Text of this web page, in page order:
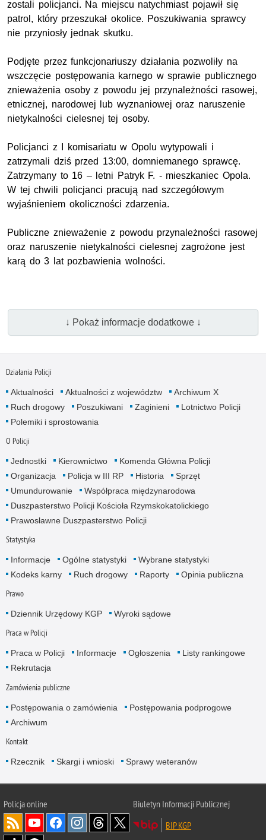
zostali policjanci. Na miejscu natychmiast pojawił się
patrol, który przeszukał okolice. Poszukiwania sprawcy
nie przyniosły jednak skutku.
Podjęte przez funkcjonariuszy działania pozwoliły na
wszczęcie postępowania karnego w sprawie publicznego
znieważenia osoby z powodu jej przynależności rasowej,
etnicznej, narodowej lub wyznaniowej oraz naruszenie
nietykalności cielesnej tej osoby.
Policjanci z I komisariatu w Opolu wytypowali i
zatrzymali dziś przed 13:00, domniemanego sprawcę.
Zatrzymany to 16 – letni Patryk F. - mieszkaniec Opola.
W tej chwili policjanci pracują nad szczegółowym
wyjaśnieniem okoliczności zdarzenia.
Publiczne znieważenie z powodu przynależności rasowej
oraz naruszenie nietykalności cielesnej zagrożone jest
karą do 3 lat pozbawienia wolności.
↓ Pokaż informacje dodatkowe ↓
Działania Policji
Aktualności Aktualności z województw
Archiwum X
Ruch drogowy
Poszukiwani Zaginieni
Lotnictwo Policji
Polemiki i sprostowania
O Policji
Jednostki Kierownictwo
Komenda Główna Policji
Organizacja
Policja w III RP Historia
Sprzęt
Umundurowanie
Współpraca międzynarodowa
Duszpasterstwo Policji Kościoła Rzymskokatolickiego
Prawosławne Duszpasterstwo Policji
Statystyka
Informacje Ogólne statystyki
Wybrane statystyki
Kodeks karny
Ruch drogowy Raporty Opinia publiczna
Prawo
Dziennik Urzędowy KGP Wyroki sądowe
Praca w Policji
Praca w Policji Informacje Ogłoszenia
Listy rankingowe
Rekrutacja
Zamówienia publiczne
Postępowania o zamówienia
Postępowania podprogowe
Archiwum
Kontakt
Rzecznik Skargi i wnioski Sprawy weteranów
Policjaonline
Biuletyn Informacji Publicznej
BIP KGP